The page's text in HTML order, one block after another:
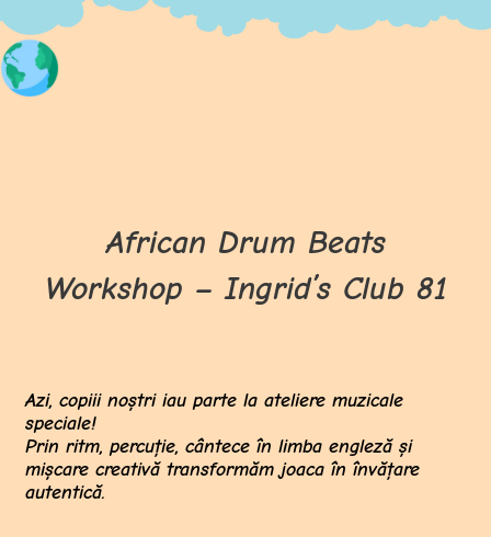
African Drum Beats
Workshop – Ingrid’s Club 81
Azi, copiii noștri iau parte la ateliere muzicale
speciale!
Prin ritm, percuție, cântece în limba engleză și
mișcare creativă transformăm joaca în învățare
autentică.